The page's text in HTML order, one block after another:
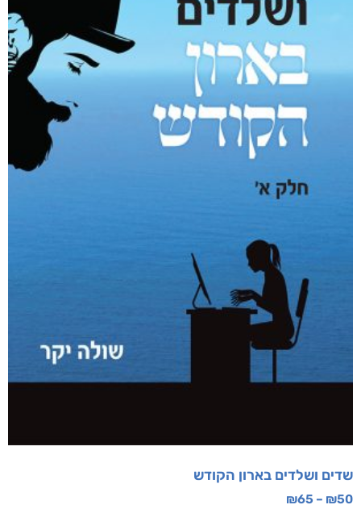
שדים ושלדים בארון הקודש
₪50
–
₪65